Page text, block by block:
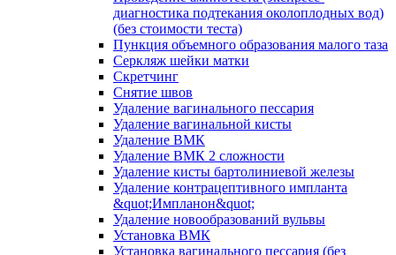
диагностика подтекания околоплодных вод)
(без стоимости теста)
Пункция объемного образования малого таза
Серкляж шейки матки
Скретчинг
Снятие швов
Удаление вагинального пессария
Удаление вагинальной кисты
Удаление ВМК
Удаление ВМК 2 сложности
Удаление кисты бартолиниевой железы
Удаление контрацептивного импланта
&quot;Импланон&quot;
Удаление новообразований вульвы
Установка ВМК
Установка вагинального пессария (без